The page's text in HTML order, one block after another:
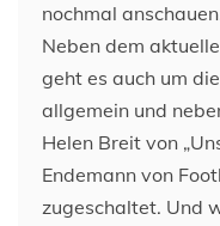
nochmal
Neben dem
geht es auch um
allgemein und
Helen Breit von
Endemann von
zugeschaltet. Und